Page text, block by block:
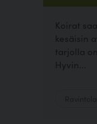
Koirat
kesäisin
tarjolla
Hyvin...